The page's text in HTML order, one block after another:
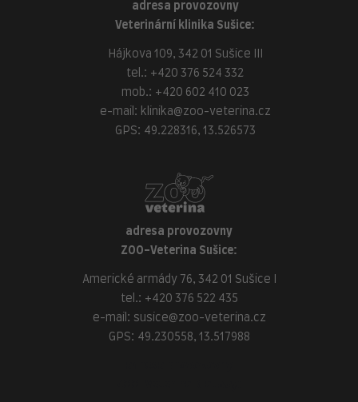
adresa provozovny
Veterinární klinika Sušice:
Hájkova 109, 342 01 Sušice III
tel.: +420 376 524 332
mob.: +420 602 410 023
e-mail: klinika@zoo-veterina.cz
GPS: 49.228316, 13.526573
adresa provozovny
ZOO-Veterina Sušice:
Americké armády 76, 342 01 Sušice I
tel.: +420 376 522 435
e-mail: susice@zoo-veterina.cz
GPS: 49.230558, 13.517988